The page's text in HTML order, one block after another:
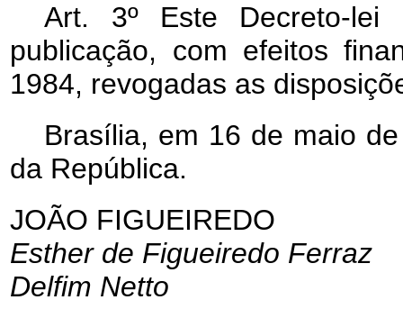
Art. 3º Este Decreto-
publicação, com efeitos
1984, revogadas as
Brasília, em 16 de maio
da República.
JOÃO FIGUEIREDO
Esther de Figueiredo Ferraz
Delfim Netto